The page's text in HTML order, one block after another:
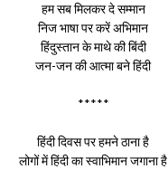
हम सब मिलकर दे सम्मान
निज भाषा पर करें अभिमान
हिंदुस्तान के माथे की बिंदी
जन-जन की आत्मा बने हिंदी
*****
हिंदी दिवस पर हमने ठाना है
लोगों में हिंदी का स्वाभिमान जगाना है